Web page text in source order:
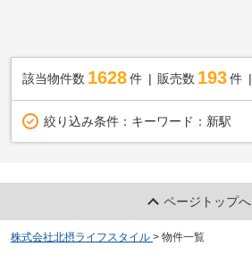
該当物件数 1628件 販売数 193 件
絞り込み条件： キーワード：新駅
ページトップへ
株式会社北摂ライフスタイル > 物件一覧